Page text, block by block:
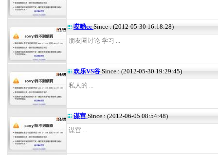
哎哟cc Since : (2012-05-30 16:18:28)
朋友圈讨论 学习 ...
欢乐VS谷Since : (2012-05-30 19:29:45)
私人的 ...
谋宫 Since : (2012-06-05 08:54:48)
谋宫 ...